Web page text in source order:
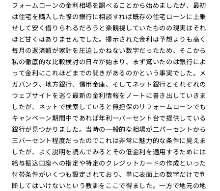
フォームローンの金利相場を調べることから始めましたが、最初
は住宅を購入した際の銀行に相談すれば既存の住宅ローンに上乗
せして安く借りられるだろうと楽観視していたものの現実はそれ
ほど甘くはありませんでした。提示された金利は予想よりも高く
毎月の返済額が家計を圧迫しかねない数字だったため、そこから
私の徹底的な比較検討の日々が始まり、まず驚いたのは銀行によ
って金利にこれほどまでの開きがあるのかという事実でした。メ
ガバンク、地方銀行、信用金庫、そしてネット銀行とそれぞれの
ウェブサイトを巡り最新の金利情報をノートに書き出していきま
したが、ネットで検索していると無担保のリフォームローンでも
キャンペーン期間中であれば年利一パーセント台で提供している
銀行が見つかりました。当時の一般的な相場が二パーセントから
三パーセント程度だったのでこれは非常に魅力的な条件に見えま
したが、よく説明を読んでみるとその低金利を適用するためには
給与振込口座への指定や特定のクレジットカードの作成といった
付帯条件がいくつも設定されており、単に表面上の数字だけで判
断してはいけないという教訓をここで得ました。一方で地元の地